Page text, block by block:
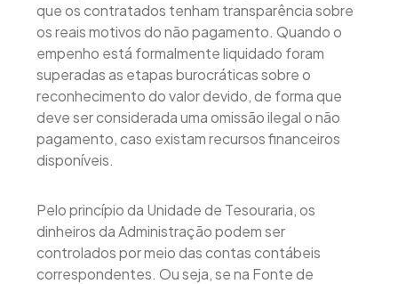
que os contratados tenham transparência sobre
os reais motivos do não pagamento. Quando o
empenho está formalmente liquidado foram
superadas as etapas burocráticas sobre o
reconhecimento do valor devido, de forma que
deve ser considerada uma omissão ilegal o não
pagamento, caso existam recursos financeiros
disponíveis.
Pelo princípio da Unidade de Tesouraria, os
dinheiros da Administração podem ser
controlados por meio das contas contábeis
correspondentes. Ou seja, se na Fonte de